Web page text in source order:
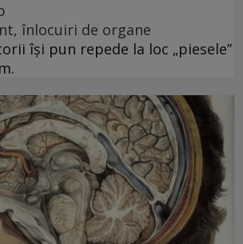
înlocuiri de organe
își pun repede la loc „piesele”